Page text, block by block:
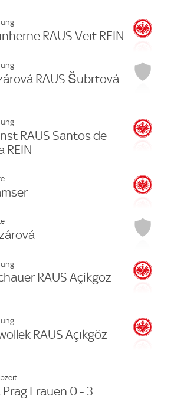
RAUS Veit REIN
RAUS Šubrtová
RAUS Santos de
REIN
RAUS Açikgöz
RAUS Açikgöz
Frauen 0 - 3